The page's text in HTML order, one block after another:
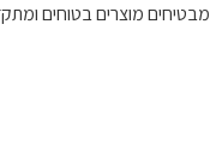
מבטיחים מוצרים בטוחים